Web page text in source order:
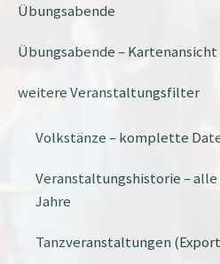
Übungsabende
Übungsabende – Kartenansicht
weitere Veranstaltungsfilter
Volkstänze – komplette
Veranstaltungshistorie –
Jahre
Tanzveranstaltungen